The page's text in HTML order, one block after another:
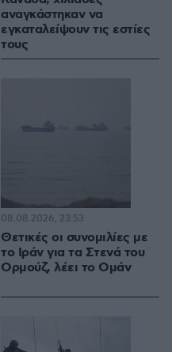
αναγκάστηκαν να
εγκαταλείψουν τις εστίες
τους
Θετικές οι συνομιλίες με
το Ιράν για τα Στενά του
Ορμούζ, λέει το Ομάν
08.08.2026, 23:53